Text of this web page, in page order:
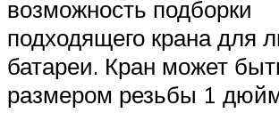
возможность подборки
подходящего крана для
батареи. Кран может
размером резьбы 1